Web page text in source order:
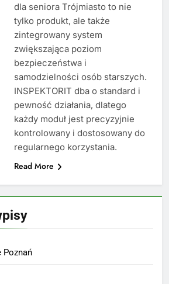
dla seniora Trójmiasto to nie
tylko produkt, ale także
zintegrowany system
zwiększająca poziom
bezpieczeństwa i
samodzielności osób starszych.
INSPEKTORIT dba o standard i
pewność działania, dlatego
każdy moduł jest precyzyjnie
kontrolowany i dostosowany do
regularnego korzystania.
Read More
Poznań